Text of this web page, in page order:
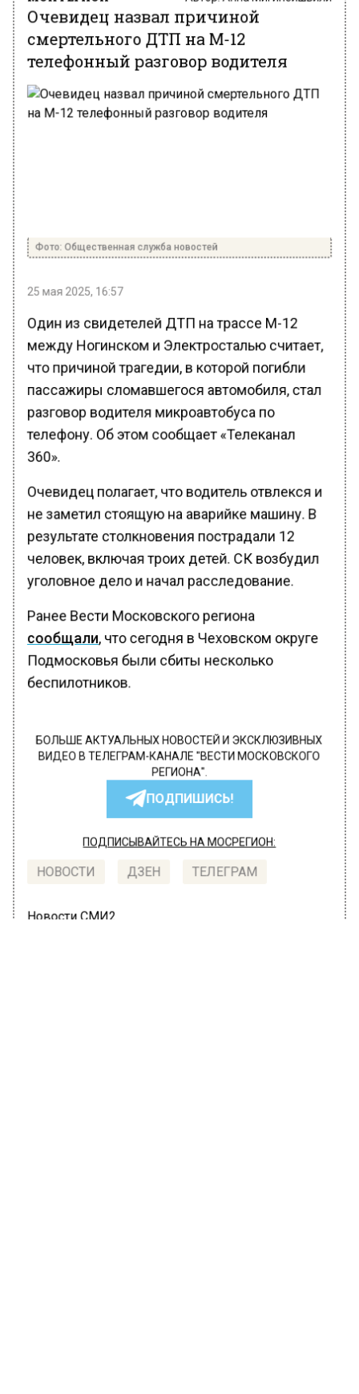
Очевидец назвал причиной
смертельного ДТП на М-12
телефонный разговор водителя
Фото: Общественная служба новостей
25 мая 2025, 16:57
Один из свидетелей ДТП на трассе М-12
между Ногинском и Электросталью считает,
что причиной трагедии, в которой погибли
пассажиры сломавшегося автомобиля, стал
разговор водителя микроавтобуса по
телефону. Об этом сообщает «Телеканал
360».
Очевидец полагает, что водитель отвлекся и
не заметил стоящую на аварийке машину. В
результате столкновения пострадали 12
человек, включая троих детей. СК возбудил
уголовное дело и начал расследование.
Ранее Вести Московского региона
сообщали, что сегодня в Чеховском округе
Подмосковья были сбиты несколько
беспилотников.
БОЛЬШЕ АКТУАЛЬНЫХ НОВОСТЕЙ И ЭКСКЛЮЗИВНЫХ
ВИДЕО В ТЕЛЕГРАМ-КАНАЛЕ "ВЕСТИ МОСКОВСКОГО
РЕГИОНА".
ПОДПИШИСЬ!
ПОДПИСЫВАЙТЕСЬ НА МОСРЕГИОН:
НОВОСТИ ДЗЕН ТЕЛЕГРАМ
Новости СМИ2